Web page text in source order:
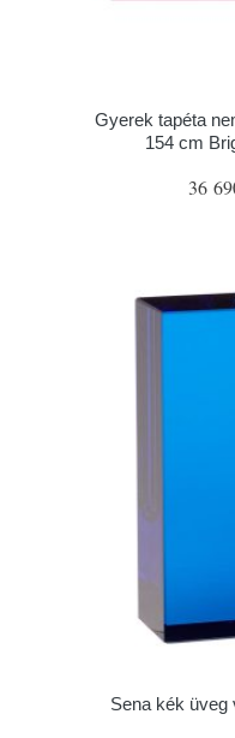
Gyerek tapéta
154 cm
36
Sena kék üveg